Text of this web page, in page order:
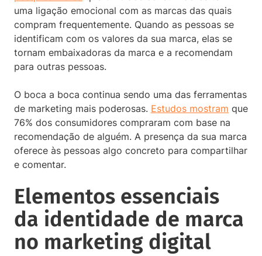
uma ligação emocional com as marcas das quais
compram frequentemente. Quando as pessoas se
identificam com os valores da sua marca, elas se
tornam embaixadoras da marca e a recomendam
para outras pessoas.
O boca a boca continua sendo uma das ferramentas
de marketing mais poderosas. Estudos mostram que
76% dos consumidores compraram com base na
recomendação de alguém. A presença da sua marca
oferece às pessoas algo concreto para compartilhar
e comentar.
Elementos essenciais
da identidade de marca
no marketing digital